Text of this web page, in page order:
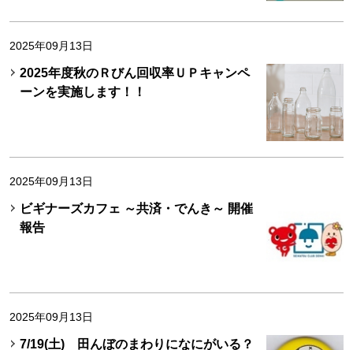
2025年09月13日
2025年度秋のＲびん回収率ＵＰキャンペ
ーンを実施します！！
2025年09月13日
ビギナーズカフェ ～共済・でんき～ 開催
報告
2025年09月13日
7/19(土) 田んぼのまわりになにがいる？